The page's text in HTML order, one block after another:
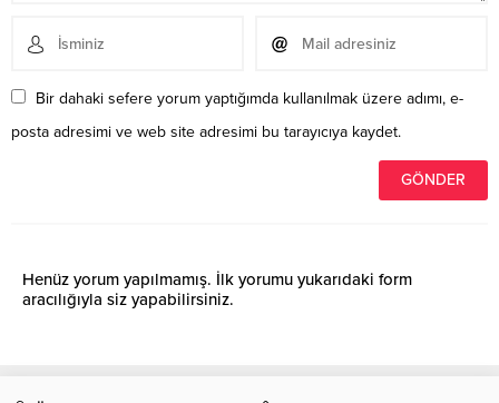
Bir dahaki sefere yorum yaptığımda kullanılmak üzere adımı, e-
posta adresimi ve web site adresimi bu tarayıcıya kaydet.
Henüz yorum yapılmamış. İlk yorumu yukarıdaki form
aracılığıyla siz yapabilirsiniz.